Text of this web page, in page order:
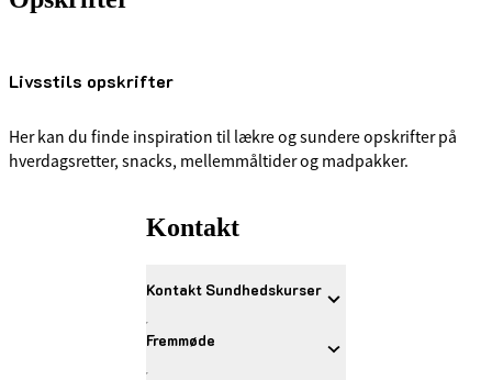
Livsstils opskrifter
Her kan du finde inspiration til lækre og sundere opskrifter på
hverdagsretter, snacks, mellemmåltider og madpakker.
Kontakt
Kontakt Sundhedskurser
Fremmøde